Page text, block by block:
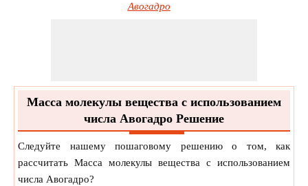
Авогадро
Масса молекулы вещества с использованием
числа Авогадро Решение
Следуйте нашему пошаговому решению о том, как
рассчитать Масса молекулы вещества с использованием
числа Авогадро?